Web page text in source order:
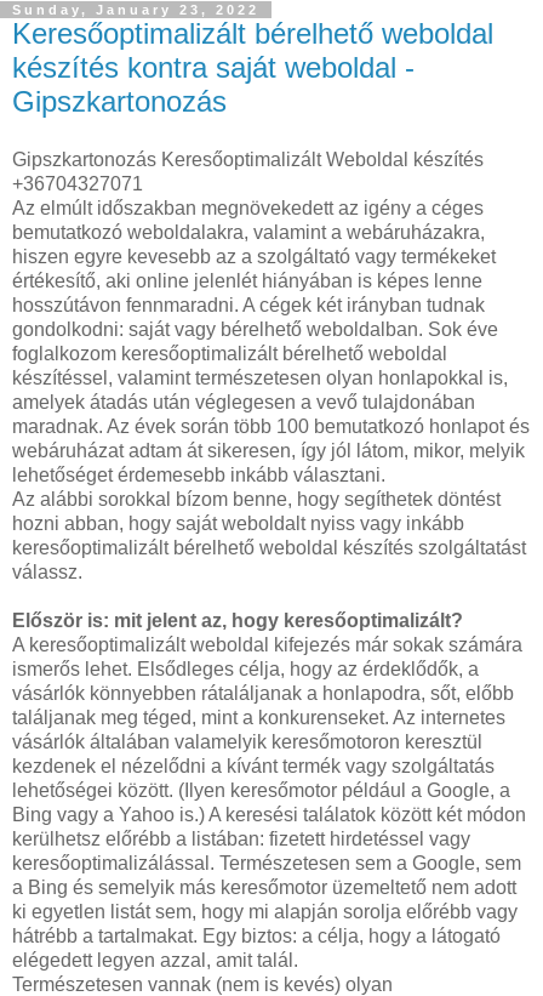
Sunday, January 23, 2022
Keresőoptimalizált bérelhető weboldal
készítés kontra saját weboldal -
Gipszkartonozás
Gipszkartonozás Keresőoptimalizált Weboldal készítés
+36704327071
Az elmúlt időszakban megnövekedett az igény a céges
bemutatkozó weboldalakra, valamint a webáruházakra,
hiszen egyre kevesebb az a szolgáltató vagy termékeket
értékesítő, aki online jelenlét hiányában is képes lenne
hosszútávon fennmaradni. A cégek két irányban tudnak
gondolkodni: saját vagy bérelhető weboldalban. Sok éve
foglalkozom keresőoptimalizált bérelhető weboldal
készítéssel, valamint természetesen olyan honlapokkal is,
amelyek átadás után véglegesen a vevő tulajdonában
maradnak. Az évek során több 100 bemutatkozó honlapot és
webáruházat adtam át sikeresen, így jól látom, mikor, melyik
lehetőséget érdemesebb inkább választani.
Az alábbi sorokkal bízom benne, hogy segíthetek döntést
hozni abban, hogy saját weboldalt nyiss vagy inkább
keresőoptimalizált bérelhető weboldal készítés szolgáltatást
válassz.
Először is: mit jelent az, hogy keresőoptimalizált?
A keresőoptimalizált weboldal kifejezés már sokak számára
ismerős lehet. Elsődleges célja, hogy az érdeklődők, a
vásárlók könnyebben rátaláljanak a honlapodra, sőt, előbb
találjanak meg téged, mint a konkurenseket. Az internetes
vásárlók általában valamelyik keresőmotoron keresztül
kezdenek el nézelődni a kívánt termék vagy szolgáltatás
lehetőségei között. (Ilyen keresőmotor például a Google, a
Bing vagy a Yahoo is.) A keresési találatok között két módon
kerülhetsz előrébb a listában: fizetett hirdetéssel vagy
keresőoptimalizálással. Természetesen sem a Google, sem
a Bing és semelyik más keresőmotor üzemeltető nem adott
ki egyetlen listát sem, hogy mi alapján sorolja előrébb vagy
hátrébb a tartalmakat. Egy biztos: a célja, hogy a látogató
elégedett legyen azzal, amit talál.
Természetesen vannak (nem is kevés) olyan